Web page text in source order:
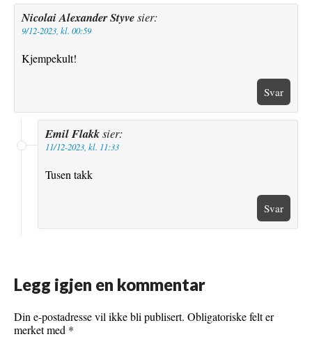
Nicolai Alexander Styvesier:
9/12-2023, kl. 00:59
Kjempekult!
Svar
Emil Flakksier:
11/12-2023, kl. 11:33
Tusen takk
Svar
Legg igjen en kommentar
Din e-postadresse vil ikke bli publisert. Obligatoriske felt er
merket med *